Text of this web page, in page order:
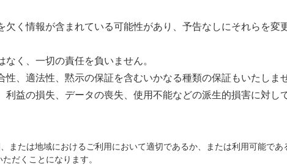
く情報が含まれている可能性があり、予告なしにそれらを変
く、一切の責任を負いません。
、適法性、黙示の保証を含むいかなる種類の保証もいたしませ
益の損失、データの喪失、使用不能などの派生的損害に対し
たは地域におけるご利用において適切であるか、または利用可能で
だくことになります。